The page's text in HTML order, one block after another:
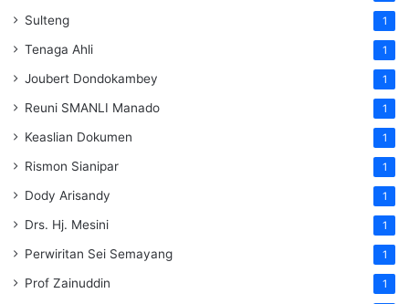
Sulteng 1
Tenaga Ahli 1
Joubert Dondokambey 1
Reuni SMANLI Manado 1
Keaslian Dokumen 1
Rismon Sianipar 1
Dody Arisandy 1
Drs. Hj. Mesini 1
Perwiritan Sei Semayang 1
Prof Zainuddin 1